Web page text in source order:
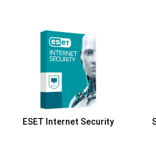
ESET Internet Security